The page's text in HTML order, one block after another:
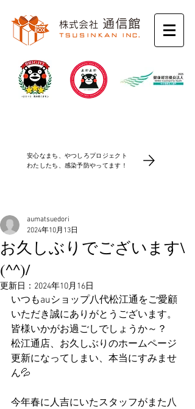
安心なまち、やつしろプロジェクト
​わたしたち、感染予防やってます！
お久しぶりでございます\
(^^)/
aumatsuedori
2024年10月13日
更新日： 2024年10月16日
いつもauショップ八代松江通をご愛顧
いただき誠にありがとうございます。
皆様いかがお過ごしでしょうか～？
松江通店、お久しぶりのホームページ
更新になってしまい、本当にすみませ
ん💦
今年春に人吉にいたスタッフがまた八